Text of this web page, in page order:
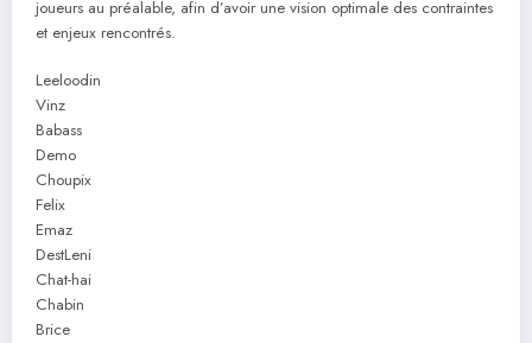
joueurs au préalable, afin d’avoir une vision optimale des contraintes
et enjeux rencontrés.
Leeloodin
Vinz
Babass
Demo
Choupix
Felix
Emaz
DestLeni
Chat-hai
Chabin
Brice